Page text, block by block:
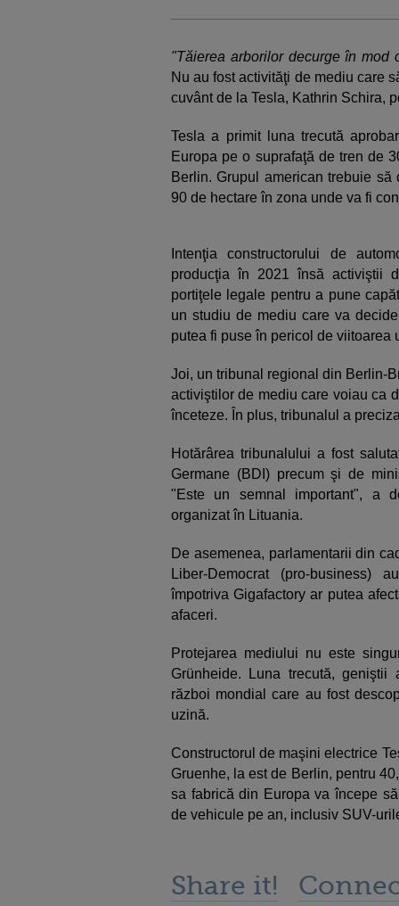
"Tăierea arborilor decurge în mod
Nu au fost activităţi de mediu care
cuvânt de la Tesla, Kathrin Schira,
Tesla a primit luna trecută
Europa pe o suprafaţă de tren de
Berlin. Grupul american trebuie
90 de hectare în zona unde va fi
Intenţia constructorului de
producţia în 2021 însă activiştii
portiţele legale pentru a pune
un studiu de mediu care va
putea fi puse în pericol de viitoarea
Joi, un tribunal regional din Berlin-
activiştilor de mediu care voiau ca
înceteze. În plus, tribunalul a
Hotărârea tribunalului a fost
Germane (BDI) precum şi de
"Este un semnal important", a
organizat în Lituania.
De asemenea, parlamentarii din
Liber-Democrat (pro-business)
împotriva Gigafactory ar putea
afaceri.
Protejarea mediului nu este
Grünheide. Luna trecută,
război mondial care au fost
uzină.
Constructorul de maşini electrice
Gruenhe, la est de Berlin, pentru
sa fabrică din Europa va începe
de vehicule pe an, inclusiv SUV-
Share it!